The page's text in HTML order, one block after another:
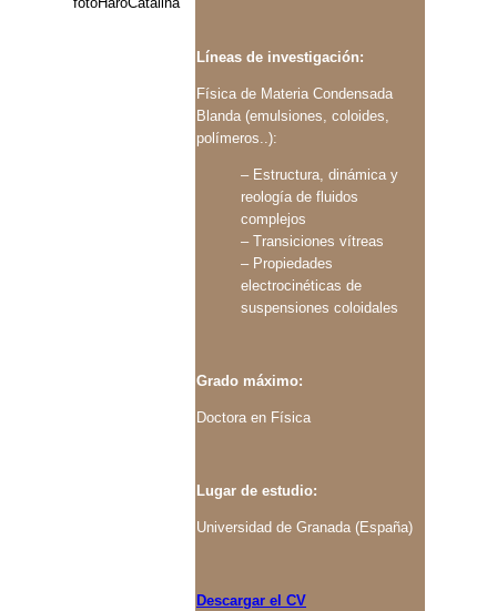
Líneas de investigación:
Física de Materia Condensada
Blanda (emulsiones, coloides,
polímeros..):
– Estructura, dinámica y
reología de fluidos
complejos
– Transiciones vítreas
– Propiedades
electrocinéticas de
suspensiones coloidales
Grado máximo:
Doctora en Física
Lugar de estudio:
Universidad de Granada (España)
Descargar el CV